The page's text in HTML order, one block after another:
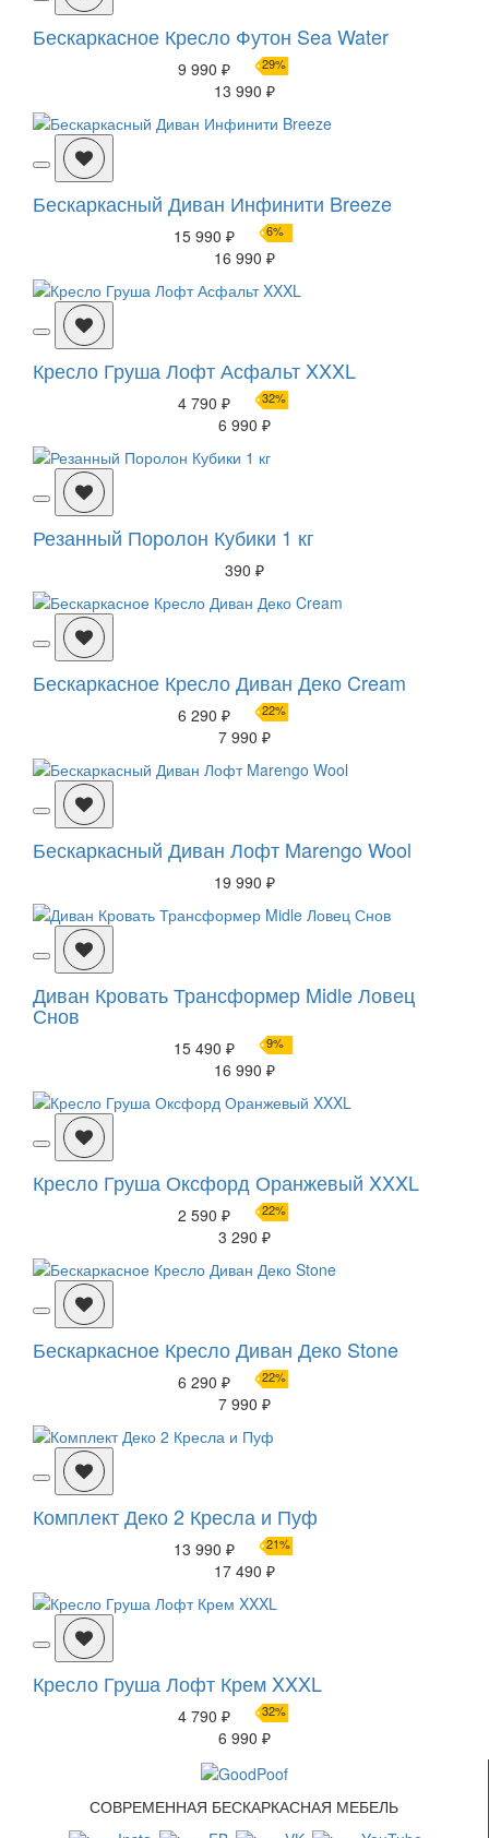
Бескаркасное Кресло Футон Sea Water
9 990 ₽ 29%
13 990 ₽
Бескаркасный Диван Инфинити Breeze
15 990 ₽ 6%
16 990 ₽
Кресло Груша Лофт Асфальт XXXL
4 790 ₽ 32%
6 990 ₽
Резанный Поролон Кубики 1 кг
390 ₽
Бескаркасное Кресло Диван Деко Cream
6 290 ₽ 22%
7 990 ₽
Бескаркасный Диван Лофт Marengo Wool
19 990 ₽
Диван Кровать Трансформер Midle Ловец
Снов
15 490 ₽ 9%
16 990 ₽
Кресло Груша Оксфорд Оранжевый XXXL
2 590 ₽ 22%
3 290 ₽
Бескаркасное Кресло Диван Деко Stone
6 290 ₽ 22%
7 990 ₽
Комплект Деко 2 Кресла и Пуф
13 990 ₽ 21%
17 490 ₽
Кресло Груша Лофт Крем XXXL
4 790 ₽ 32%
6 990 ₽
СОВРЕМЕННАЯ БЕСКАРКАСНАЯ МЕБЕЛЬ